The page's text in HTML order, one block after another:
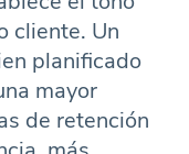
cliente. Un
planificado
mayor
de retención